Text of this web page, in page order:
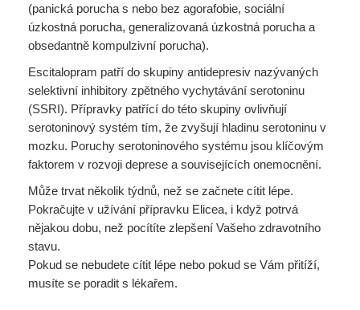
(panická porucha s nebo bez agorafobie, sociální
úzkostná porucha, generalizovaná úzkostná porucha a
obsedantně kompulzivní porucha).
Escitalopram patří do skupiny antidepresiv nazývaných
selektivní inhibitory zpětného vychytávání serotoninu
(SSRI). Přípravky patřící do této skupiny ovlivňují
serotoninový systém tím, že zvyšují hladinu serotoninu v
mozku. Poruchy serotoninového systému jsou klíčovým
faktorem v rozvoji deprese a souvisejících onemocnění.
Může trvat několik týdnů, než se začnete cítit lépe.
Pokračujte v užívání přípravku Elicea, i když potrvá
nějakou dobu, než pocítíte zlepšení Vašeho zdravotního
stavu.
Pokud se nebudete cítit lépe nebo pokud se Vám přitíží,
musíte se poradit s lékařem.